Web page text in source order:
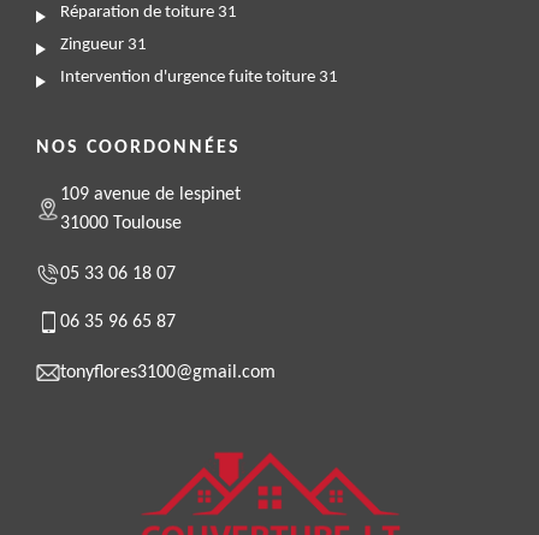
Réparation de toiture 31
Zingueur 31
Intervention d'urgence fuite toiture 31
NOS COORDONNÉES
109 avenue de lespinet
31000 Toulouse
05 33 06 18 07
06 35 96 65 87
tonyflores3100@gmail.com